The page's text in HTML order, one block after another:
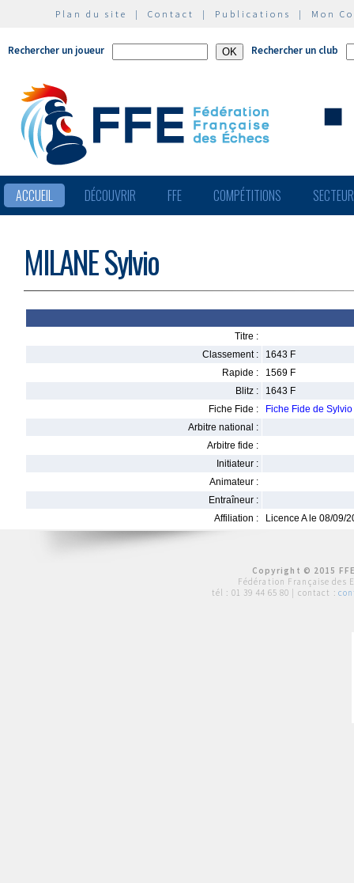
Plan du site | Contact | Publications | Mon
Rechercher un joueur Rechercher un club
ACCUEIL DÉCOUVRIR FFE COMPÉTITIONS
MILANE Sylvio
Titre :
Classement :
1643 F
Rapide :
1569 F
Blitz :
1643 F
Fiche Fide :
Fiche Fide de
Arbitre national :
Arbitre fide :
Initiateur :
Animateur :
Entraîneur :
Affiliation :
Licence A le 08/09/
Copyright © 2015
Fédération Française des
tél : 01 39 44 65 80 | contact :